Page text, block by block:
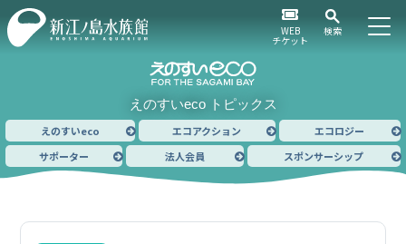
WEB
チケット
検索
えのすいeco トピックス
えのすいeco エコアクション
エコロジー
サポーター
法人会員 スポンサーシップ